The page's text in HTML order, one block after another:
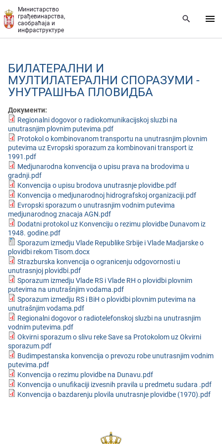
Министарство
грађевинарства,
саобраћаја и
инфраструктуре
БИЛАТЕРАЛНИ И
МУЛТИЛАТЕРАЛНИ СПОРАЗУМИ -
УНУТРАШЊА ПЛОВИДБА
Документи:
Regionalni dogovor o radiokomunikacijskoj sluzbi na
unutrasnjim plovnim putevima.pdf
Protokol o kombinovanom transportu na unutrasnjim plovnim
putevima uz Evropski sporazum za kombinovani transport iz
1991.pdf
Medjunarodna konvencija o upisu prava na brodovima u
gradnji.pdf
Konvencija o upisu brodova unutrasnje plovidbe.pdf
Konvencija o medjunarodnoj hidrografskoj organizaciji.pdf
Evropski sporazum o unutrasnjim vodnim putevima
medjunarodnog znacaja AGN.pdf
Dodatni protokol uz Konvenciju o rezimu plovidbe Dunavom iz
1948. godine.pdf
Sporazum izmedju Vlade Republike Srbije i Vlade Madjarske o
plovidbi rekom Tisom.docx
Strazburska konvencija o ogranicenju odgovornosti u
unutrasnjoj plovidbi.pdf
Sporazum izmedju Vlade RS i Vlade RH o plovidbi plovnim
putevima na unutrašnjim vodama.pdf
Sporazum izmedju RS i BiH o plovidbi plovnim putevima na
unutrašnjim vodama.pdf
Regionalni dogovor o radiotelefonskoj sluzbi na unutrasnjim
vodnim putevima.pdf
Okvirni sporazum o slivu reke Save sa Protokolom uz Okvirni
sporazum.pdf
Budimpestanska konvencija o prevozu robe unutrasnjim vodnim
putevima.pdf
Konvencija o rezimu plovidbe na Dunavu.pdf
Konvencija o unufikaciji izvesnih pravila u predmetu sudara .pdf
Konvencija o bazdarenju plovila unutrasnje plovidbe (1970).pdf